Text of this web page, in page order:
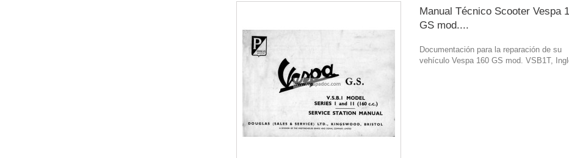
Manual Técnico Scooter Vespa
GS mod....
Documentación para la reparación de su
vehículo Vespa 160 GS mod. VSB1T,